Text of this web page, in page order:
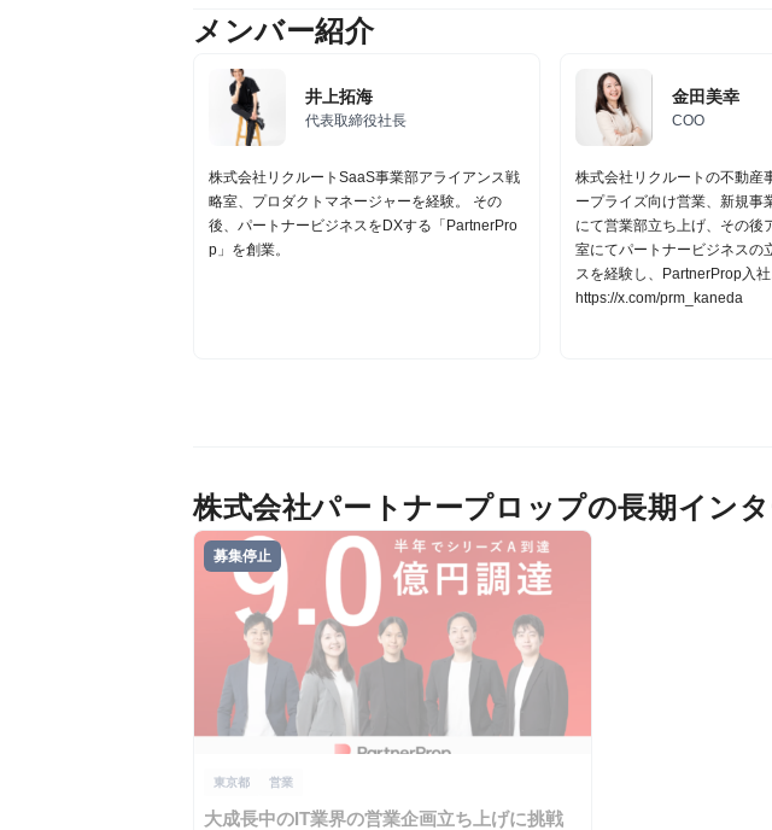
メンバー紹介
井上拓海
代表取締役社長
株式会社リクルートSaaS事業部アライアンス戦
略室、プロダクトマネージャーを経験。 その
後、パートナービジネスをDXする「PartnerPro
p」を創業。
金田美幸
COO
株式会社リクルートの不動産
ープライズ向け営業、新規事
にて営業部立ち上げ、その後
室にてパートナービジネスの
スを経験し、PartnerProp入社
https://x.com/prm_kaneda
株式会社パートナープロップの長期イン
募集停止
東京都 営業
大成長中のIT業界の営業企画立ち上げに挑戦